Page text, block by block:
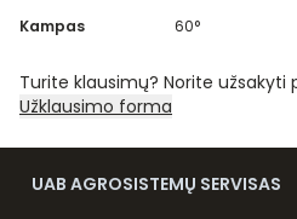
Kampas
60°
Turite klausimų? Norite užsakyti
Užklausimo forma
UAB AGROSISTEMŲ SERVISAS